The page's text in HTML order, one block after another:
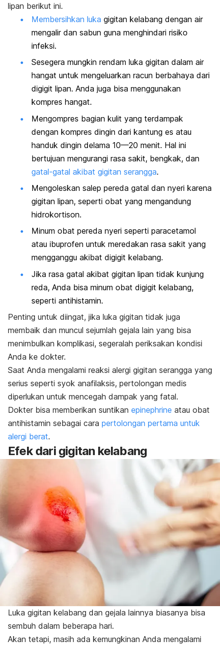
lipan berikut ini.
Membersihkan luka gigitan kelabang dengan air
mengalir dan sabun guna menghindari risiko
infeksi.
Sesegera mungkin rendam luka gigitan dalam air
hangat untuk mengeluarkan racun berbahaya dari
digigit lipan. Anda juga bisa menggunakan
kompres hangat.
Mengompres bagian kulit yang terdampak
dengan kompres dingin dari kantung es atau
handuk dingin delama 10—20 menit. Hal ini
bertujuan mengurangi rasa sakit, bengkak, dan
gatal-gatal akibat gigitan serangga.
Mengoleskan salep pereda gatal dan nyeri karena
gigitan lipan, seperti obat yang mengandung
hidrokortison.
Minum obat pereda nyeri seperti paracetamol
atau ibuprofen untuk meredakan rasa sakit yang
mengganggu akibat digigit kelabang.
Jika rasa gatal akibat gigitan lipan tidak kunjung
reda, Anda bisa minum obat digigit kelabang,
seperti antihistamin.
Penting untuk diingat, jika luka gigitan tidak juga
membaik dan muncul sejumlah gejala lain yang bisa
menimbulkan komplikasi, segeralah periksakan kondisi
Anda ke dokter.
Saat Anda mengalami reaksi alergi gigitan serangga yang
serius seperti syok anafilaksis, pertolongan medis
diperlukan untuk mencegah dampak yang fatal.
Dokter bisa memberikan suntikan epinephrine atau obat
antihistamin sebagai cara pertolongan pertama untuk
alergi berat.
Efek dari gigitan kelabang
Luka gigitan kelabang dan gejala lainnya biasanya bisa
sembuh dalam beberapa hari.
Akan tetapi, masih ada kemungkinan Anda mengalami